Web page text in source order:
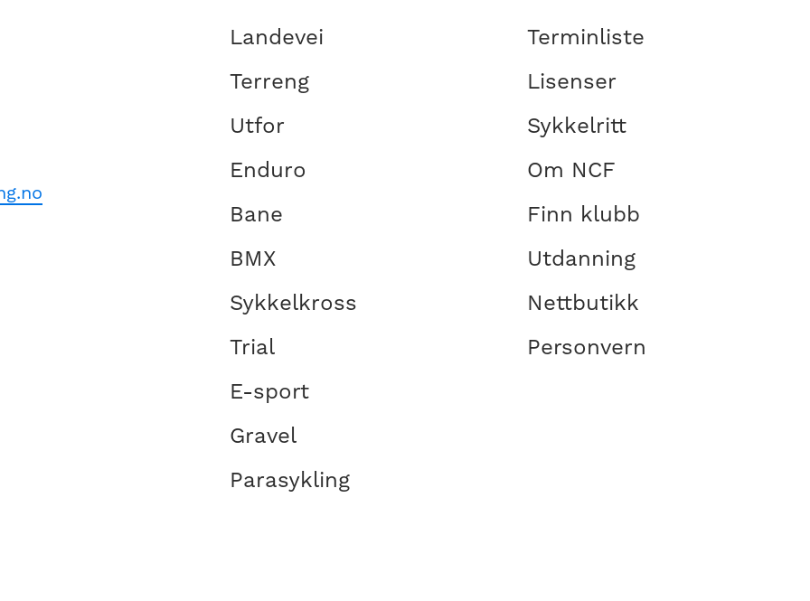
Landevei
Terreng
Utfor
Enduro
Bane
BMX
Sykkelkross
Trial
E-sport
Gravel
Parasykling
Terminliste
Lisenser
Sykkelritt
Om NCF
Finn klubb
Utdanning
Nettbutikk
Personvern